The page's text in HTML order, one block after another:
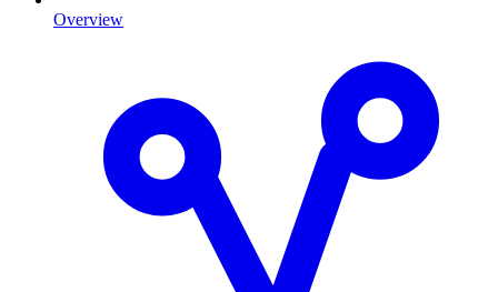
Overview